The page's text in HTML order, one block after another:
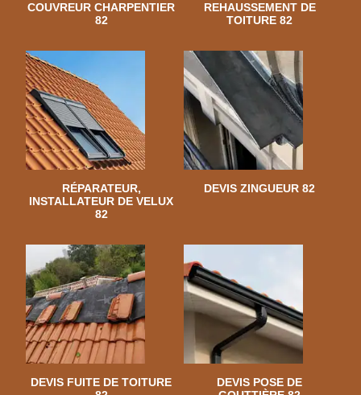
COUVREUR CHARPENTIER
82
REHAUSSEMENT DE
TOITURE 82
RÉPARATEUR,
INSTALLATEUR DE VELUX
82
DEVIS ZINGUEUR 82
DEVIS FUITE DE TOITURE
DEVIS POSE DE